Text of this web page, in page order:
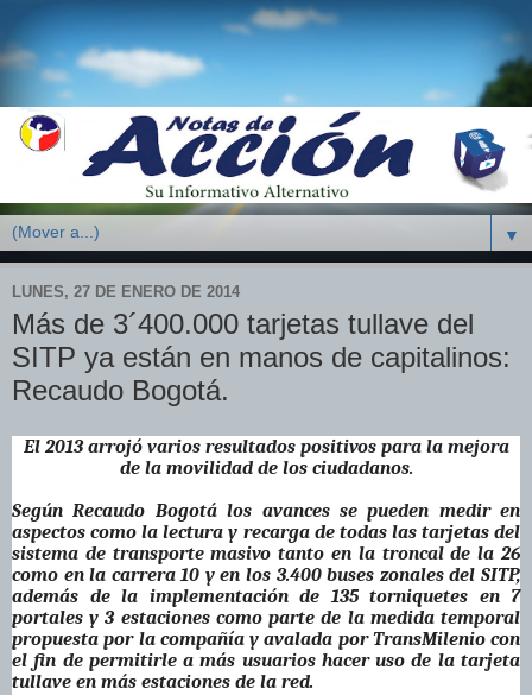
▼
LUNES, 27 DE ENERO DE 2014
Más de 3´400.000 tarjetas tullave del
SITP ya están en manos de capitalinos:
Recaudo Bogotá.
El 2013 arrojó varios resultados positivos para la mejora
de la movilidad de los ciudadanos.
Según Recaudo Bogotá los avances se pueden medir en
aspectos como la lectura y recarga de todas las tarjetas del
sistema de transporte masivo tanto en la troncal de la 26
como en la carrera 10 y en los 3.400 buses zonales del SITP,
además de la implementación de 135 torniquetes en 7
portales y 3 estaciones como parte de la medida temporal
propuesta por la compañía y avalada por TransMilenio con
el fin de permitirle a más usuarios hacer uso de la tarjeta
tullave en más estaciones de la red.